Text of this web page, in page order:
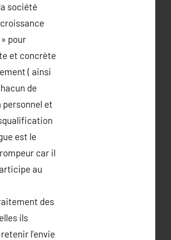
société
pour
et concrète
( ainsi
de
personnel et
est le
car il
au
des
ils
l’envie